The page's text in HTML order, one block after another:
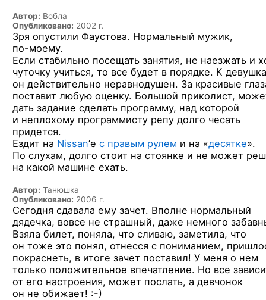
Автор: Вобла
Опубликовано: 2002 г.
Зря опустили Фаустова. Нормальный мужик,
по-моему.
Если стабильно посещать занятия, не наезжать и
чуточку учиться, то все будет в порядке. К
он действительно неравнодушен. За красивые
поставит любую оценку. Большой приколист,
дать задание сделать программу, над которой
и неплохому программисту репу долго чесать
придется.
Ездит на Nissan’е с правым рулем и на «десятке».
По слухам, долго стоит на стоянке и не может
на какой машине ехать.
Автор: Танюшка
Опубликовано: 2006 г.
Сегодня сдавала ему зачет. Вполне нормальный
дядечка, вовсе не страшный, даже немного
Взяла билет, поняла, что сливаю, заметила, что
он тоже это понял, отнесся с пониманием,
покраснеть, в итоге зачет поставил! У меня о нем
только положительное впечатление. Но все
от его настроения, может послать, а девчонок
он не обижает! :-)